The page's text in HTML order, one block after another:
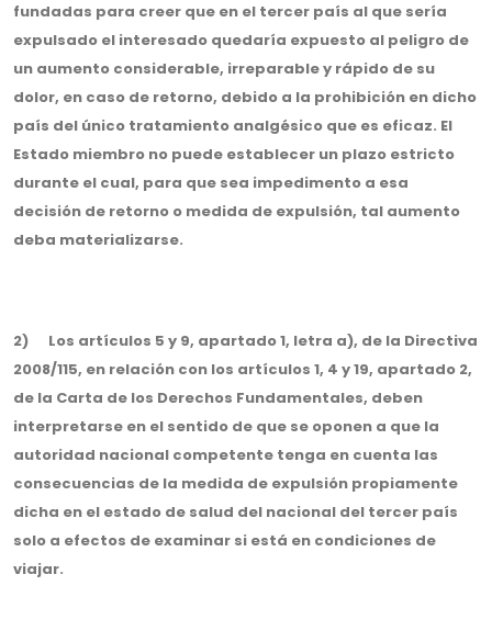
fundadas para creer que en el tercer país al que sería
expulsado el interesado quedaría expuesto al peligro de
un aumento considerable, irreparable y rápido de su
dolor, en caso de retorno, debido a la prohibición en dicho
país del único tratamiento analgésico que es eficaz. El
Estado miembro no puede establecer un plazo estricto
durante el cual, para que sea impedimento a esa
decisión de retorno o medida de expulsión, tal aumento
deba materializarse.
2) Los artículos 5 y 9, apartado 1, letra a), de la Directiva
2008/115, en relación con los artículos 1, 4 y 19, apartado 2,
de la Carta de los Derechos Fundamentales, deben
interpretarse en el sentido de que se oponen a que la
autoridad nacional competente tenga en cuenta las
consecuencias de la medida de expulsión propiamente
dicha en el estado de salud del nacional del tercer país
solo a efectos de examinar si está en condiciones de
viajar.